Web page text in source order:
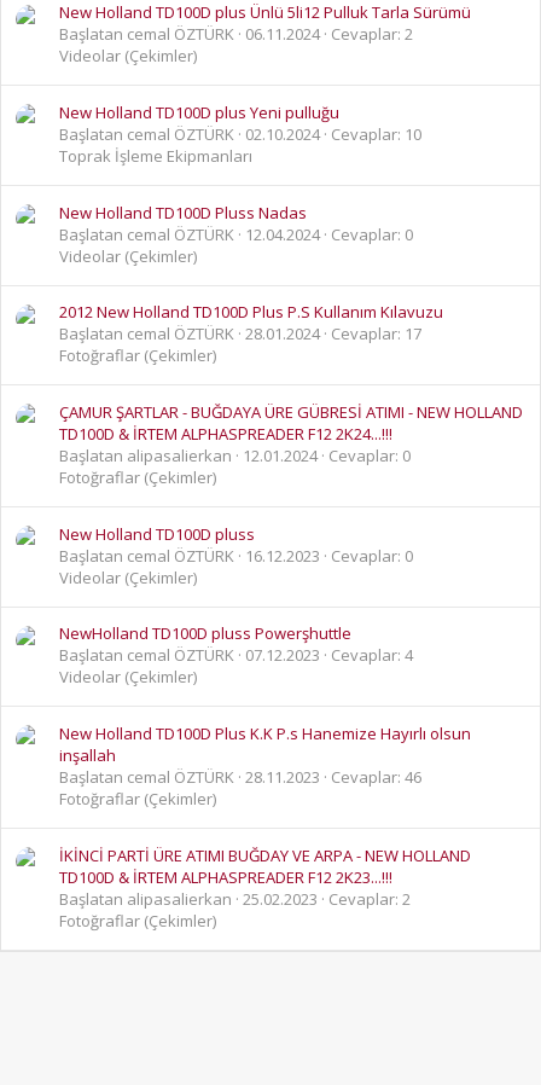
New Holland TD100D plus Ünlü 5li12 Pulluk Tarla Sürümü
Başlatan cemal ÖZTÜRK 06.11.2024 Cevaplar: 2
Videolar (Çekimler)
New Holland TD100D plus Yeni pulluğu
Başlatan cemal ÖZTÜRK 02.10.2024 Cevaplar: 10
Toprak İşleme Ekipmanları
New Holland TD100D Pluss Nadas
Başlatan cemal ÖZTÜRK
12.04.2024 Cevaplar: 0
Videolar (Çekimler)
2012 New Holland TD100D Plus P.S Kullanım Kılavuzu
Başlatan cemal ÖZTÜRK 28.01.2024 Cevaplar: 17
Fotoğraflar (Çekimler)
ÇAMUR ŞARTLAR - BUĞDAYA ÜRE GÜBRESİ ATIMI - NEW HOLLAND
TD100D & İRTEM ALPHASPREADER F12 2K24...!!!
Başlatan alipasalierkan
12.01.2024 Cevaplar: 0
Fotoğraflar (Çekimler)
New Holland TD100D pluss
Başlatan cemal ÖZTÜRK
16.12.2023
Cevaplar: 0
Videolar (Çekimler)
NewHolland TD100D pluss Powerşhuttle
Başlatan cemal ÖZTÜRK 07.12.2023
Cevaplar: 4
Videolar (Çekimler)
New Holland TD100D Plus K.K P.s Hanemize Hayırlı olsun
inşallah
Başlatan cemal ÖZTÜRK 28.11.2023
Cevaplar: 46
Fotoğraflar (Çekimler)
İKİNCİ PARTİ ÜRE ATIMI BUĞDAY VE ARPA - NEW HOLLAND
TD100D & İRTEM ALPHASPREADER F12 2K23...!!!
Başlatan alipasalierkan 25.02.2023
Cevaplar: 2
Fotoğraflar (Çekimler)